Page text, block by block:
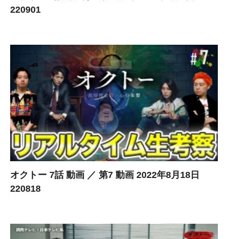
220901
オクトー 7話 動画 ／ 第7 動画 2022年8月18日
220818